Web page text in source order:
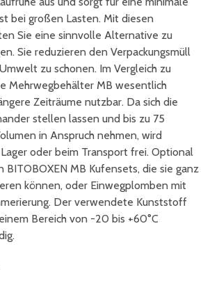
bei großen Lasten. Mit diesen
Sie eine sinnvolle Alternative zu
Sie reduzieren den Verpackungsmüll
zu schonen. Im Vergleich zu
Mehrwegbehälter MB wesentlich
Zeiträume nutzbar. Da sich die
stellen lassen und bis zu 75
in Anspruch nehmen, wird
oder beim Transport frei. Optional
BITOBOXEN MB Kufensets, die sie ganz
können, oder Einwegplomben mit
Der verwendete Kunststoff
Bereich von -20 bis +60°C